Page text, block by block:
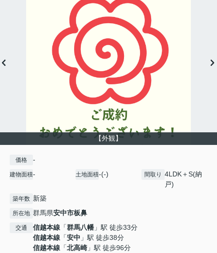
【外観】
価格 -
建物面積- 土地面積-(-) 間取り
4LDK＋S(納
戸)
築年数 新築
所在地 群馬県安中市板鼻
交通 信越本線 「群馬八幡 」駅 徒歩33分
信越本線 「安中 」駅 徒歩38分
信越本線 「北高崎 」駅 徒歩96分